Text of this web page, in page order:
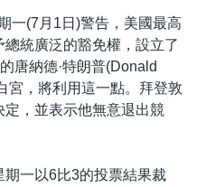
一(7月1日)警告，美國最高
統廣泛的豁免權，設立了
唐納德·特朗普(Donald
宮，將利用這一點。拜登敦
，並表示他無意退出競
一以6比3的投票結果裁